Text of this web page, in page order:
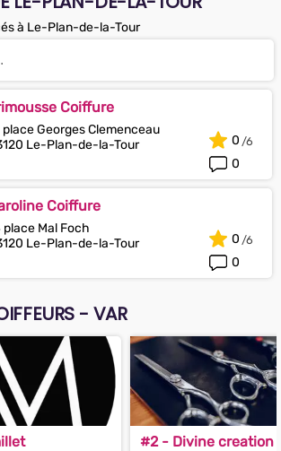
à Le-Plan-de-la-Tour
Coiffure
place Georges Clemenceau
Le-Plan-de-la-Tour
0
0
Coiffure
place Mal Foch
Le-Plan-de-la-Tour
0
0
- VAR
#2 - Divine creation